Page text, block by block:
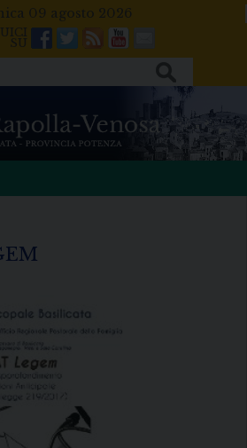
09 agosto 2026
Facebook
Twitter
FeedsYoutube
Mail